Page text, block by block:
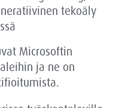
tekoäly
Microsoftin
ja ne on